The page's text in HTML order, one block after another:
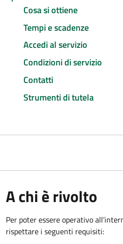
Cosa si ottiene
Tempi e scadenze
Accedi al servizio
Condizioni di servizio
Contatti
Strumenti di tutela
A chi è rivolto
Per poter essere operativo
rispettare i seguenti requisiti: